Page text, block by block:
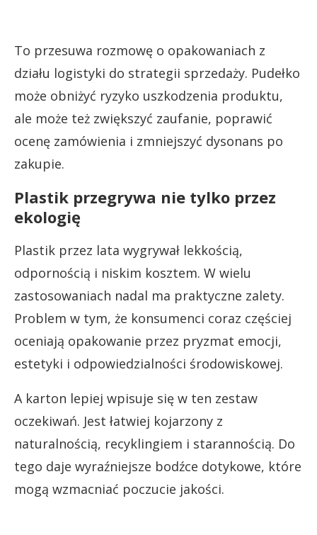
To przesuwa rozmowę o opakowaniach z
działu logistyki do strategii sprzedaży. Pudełko
może obniżyć ryzyko uszkodzenia produktu,
ale może też zwiększyć zaufanie, poprawić
ocenę zamówienia i zmniejszyć dysonans po
zakupie.
Plastik przegrywa nie tylko przez
ekologię
Plastik przez lata wygrywał lekkością,
odpornością i niskim kosztem. W wielu
zastosowaniach nadal ma praktyczne zalety.
Problem w tym, że konsumenci coraz częściej
oceniają opakowanie przez pryzmat emocji,
estetyki i odpowiedzialności środowiskowej.
A karton lepiej wpisuje się w ten zestaw
oczekiwań. Jest łatwiej kojarzony z
naturalnością, recyklingiem i starannością. Do
tego daje wyraźniejsze bodźce dotykowe, które
mogą wzmacniać poczucie jakości.